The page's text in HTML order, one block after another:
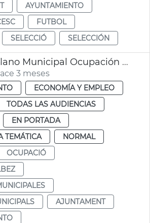
AYUNTAMIENTO
FUTBOL
SELECCIÓ SELECCIÓN
Aprobado Plano Municipal Ocupación València con 219 contratos
3 meses
ECONOMÍA Y EMPLEO
TODAS LAS AUDIENCIAS
EN PORTADA
TEMÁTICA
NORMAL
OCUPACIÓ
AJUNTAMENT